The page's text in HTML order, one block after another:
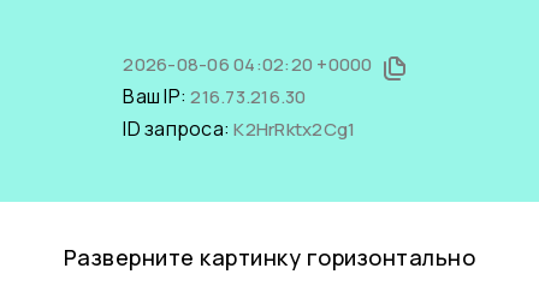
2026-08-06 04:02:20 +0000
Ваш IP:216.73.216.30
ID запроса:K2HrRktx2Cg1
Разверните картинку горизонтально